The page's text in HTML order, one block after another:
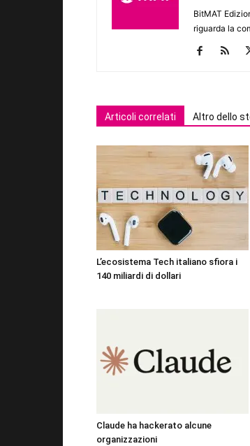
BitMAT
riguarda la
Articoli correlati Altro dello
L’ecosistema Tech italiano sfiora i
140 miliardi di dollari
Claude ha hackerato alcune
organizzazioni